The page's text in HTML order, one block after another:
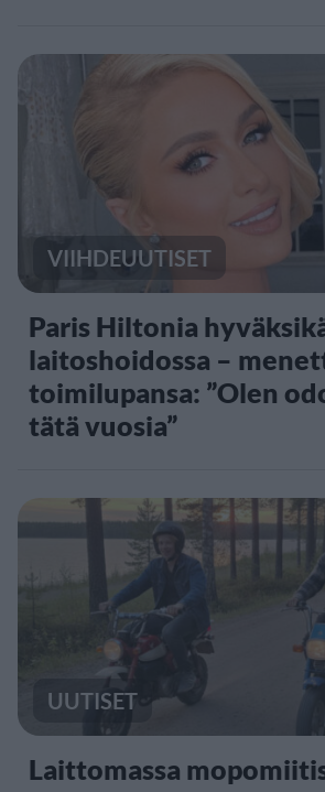
VIIHDEUUTISET
Paris Hiltonia
laitoshoidossa –
toimilupansa: ”Olen
tätä vuosia”
UUTISET
Laittomassa